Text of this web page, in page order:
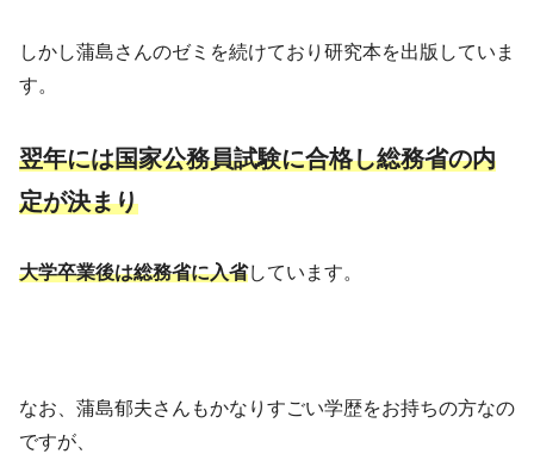
しかし蒲島さんのゼミを続けており研究本を出版していま
す。
翌年には国家公務員試験に合格し総務省の内
定が決まり
大学卒業後は総務省に入省しています。
なお、蒲島郁夫さんもかなりすごい学歴をお持ちの方なの
ですが、